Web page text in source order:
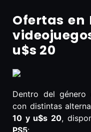
Ofertas en
u$s 20
Dentro del
con distintas
10 y u$s 20,